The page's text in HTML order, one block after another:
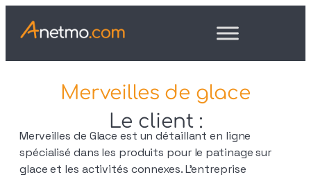
Merveilles de glace
Le client :
Merveilles de Glace est un détaillant en ligne
spécialisé dans les produits pour le patinage sur
glace et les activités connexes. L’entreprise